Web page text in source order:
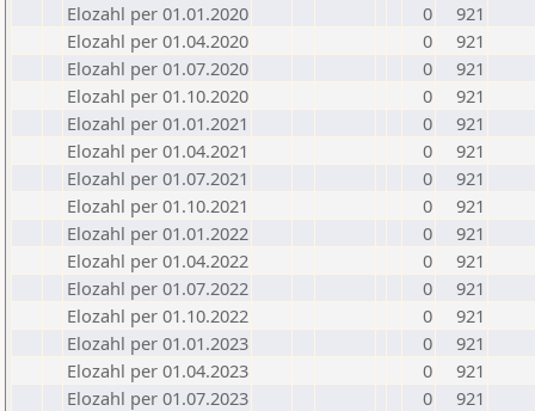
Elozahl per 01.01.2020
0
921
Elozahl per 01.04.2020
0
921
Elozahl per 01.07.2020
0
921
Elozahl per 01.10.2020
0
921
Elozahl per 01.01.2021
0
921
Elozahl per 01.04.2021
0
921
Elozahl per 01.07.2021
0
921
Elozahl per 01.10.2021
0
921
Elozahl per 01.01.2022
0
921
Elozahl per 01.04.2022
0
921
Elozahl per 01.07.2022
0
921
Elozahl per 01.10.2022
0
921
Elozahl per 01.01.2023
0
921
Elozahl per 01.04.2023
0
921
Elozahl per 01.07.2023
0
921